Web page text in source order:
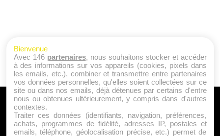
A PROPOS
Qui sommes nous ?
Mentions Légales
Bienvenue
Avec 146 partenaires, nous souhaitons stocker et accéder
à des informations sur vos appareils (cookies, pixels dans
les emails, etc.), combiner et transmettre entre partenaires
vos données personnelles, qu'elles soient collectées sur ce
site ou dans nos emails, déjà détenues par certains d'entre
nous ou obtenues ultérieurement, y compris dans d'autres
contextes.
Traiter ces données (identifiants, navigation, préférences,
achats, programmes de fidélité, adresses IP, postales et
emails, téléphone, géolocalisation précise, etc.) permet de